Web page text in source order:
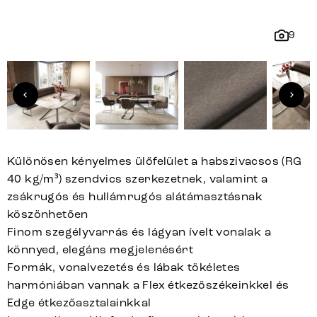
9
Különösen kényelmes ülőfelület a habszivacsos (RG
40 kg/m³) szendvics szerkezetnek, valamint a
zsákrugós és hullámrugós alátámasztásnak
köszönhetően
Finom szegélyvarrás és lágyan ívelt vonalak a
könnyed, elegáns megjelenésért
Formák, vonalvezetés és lábak tökéletes
harmóniában vannak a Flex étkezőszékeinkkel és
Edge étkezőasztalainkkal